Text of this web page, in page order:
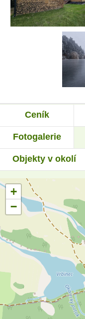
Ceník
Fotogalerie
Objekty v okolí
+
−